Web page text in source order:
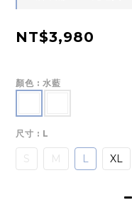
NT$3,980
顏色 : 水藍
尺寸 : L
S M L XL